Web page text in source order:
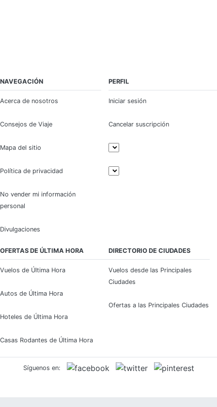
NAVEGACIÓN
Acerca de nosotros
Consejos de Viaje
Mapa del sitio
Política de privacidad
No vender mi información
personal
Divulgaciones
PERFIL
Iniciar sesión
Cancelar suscripción
OFERTAS DE ÚLTIMA HORA
Vuelos de Última Hora
Autos de Última Hora
Hoteles de Última Hora
Casas Rodantes de Última Hora
DIRECTORIO DE CIUDADES
Vuelos desde las Principales
Ciudades
Ofertas a las Principales Ciudades
Síguenos en: